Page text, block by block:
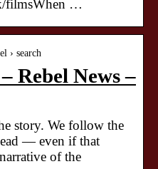
filmsWhen …
› search
Rebel News –
story. We follow the
— even if that
of the